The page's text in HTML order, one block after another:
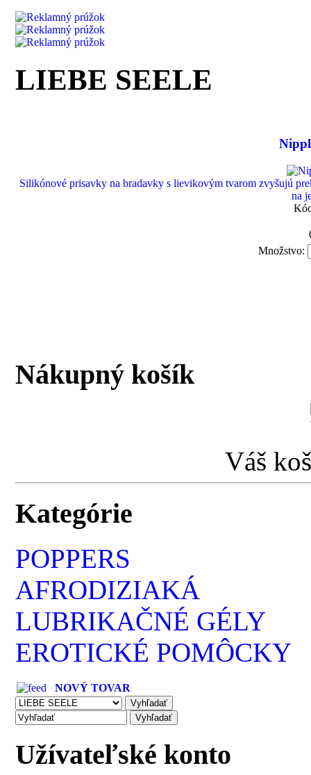
LIEBE SEELE
Silikónové prisavky na bradavky s lievikovým tvarom zvyšujú
na
Množstvo:
Nákupný košík
Váš
Kategórie
POPPERS
AFRODIZIAKÁ
LUBRIKAČNÉ GÉLY
EROTICKÉ POMÔCKY
NOVÝ TOVAR
Užívateľské konto